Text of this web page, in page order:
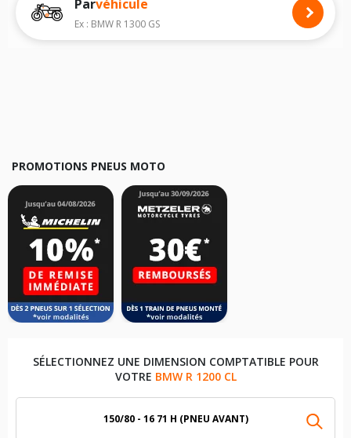
Nous recommandons de toujours monter des pneus moto avec les
dimensions homologuées par le constructeur.
Pour cela, veuillez sélectionner le modèle de votre motoBMW R 1200 CL
Parvéhicule
Ex : BMW R 1300 GS
PROMOTIONS PNEUS MOTO
SÉLECTIONNEZ UNE DIMENSION COMPTATIBLE POUR
VOTRE BMW R 1200 CL
150/80 - 16 71 H (PNEU AVANT)